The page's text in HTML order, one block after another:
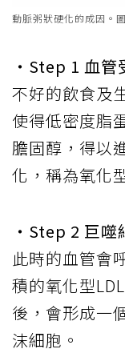
動脈粥狀硬化的成因。
‧Step 1 血管
不好的飲食及
使得低密度脂
膽固醇，得以
化，稱為氧化
‧Step 2 巨噬
此時的血管會
積的氧化型
後，會形成一
沫細胞。